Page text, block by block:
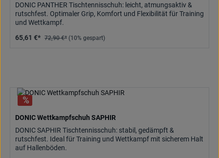
DONIC PANTHER Tischtennisschuh: leicht, atmungsaktiv &
rutschfest. Optimaler Grip, Komfort und Flexibilität für Training
und Wettkampf.
65,61 €* 72,90 €* (10% gespart)
DONIC Wettkampfschuh SAPHIR
DONIC SAPHIR Tischtennisschuh: stabil, gedämpft &
rutschfest. Ideal für Training und Wettkampf mit sicherem Halt
auf Hallenböden.